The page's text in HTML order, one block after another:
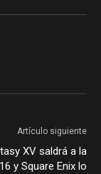
Artículo siguiente
XV saldrá a la
y Square Enix lo